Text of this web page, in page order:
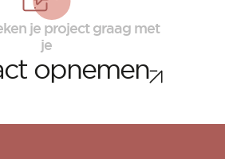
je project graag met
je
opnemen